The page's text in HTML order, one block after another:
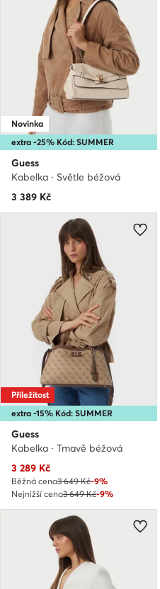
extra -25% Kód: SUMMER
Novinka
Guess
Kabelka · Světle béžová
3 389 Kč
extra -15% Kód: SUMMER
Příležitost
Guess
Kabelka · Tmavě béžová
Aktuální cena
3 289 Kč
Běžná cena3 649 Kč-9%
Nejnižší cena3 649 Kč-9%